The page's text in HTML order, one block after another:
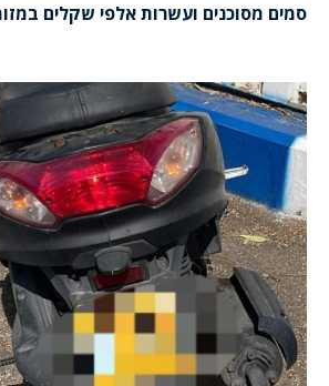
סמים מסוכנים ועשרות אלפי שקלים